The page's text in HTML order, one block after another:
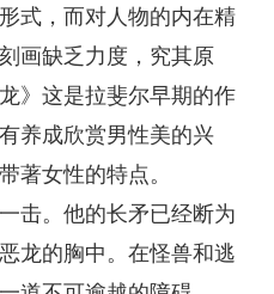
式，而对人物的内在精
画缺乏力度，究其原
》这是拉斐尔早期的作
养成欣赏男性美的兴
著女性的特点。
。他的长矛已经断为
龙的胸中。在怪兽和逃